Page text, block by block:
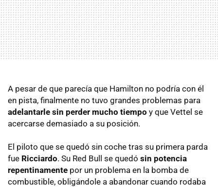
A pesar de que parecía que Hamilton no podría con él
en pista, finalmente no tuvo grandes problemas para
adelantarle sin perder mucho tiempo y que Vettel se
acercarse demasiado a su posición.
El piloto que se quedó sin coche tras su primera parda
fue Ricciardo. Su Red Bull se quedó sin potencia
repentinamente por un problema en la bomba de
combustible, obligándole a abandonar cuando rodaba